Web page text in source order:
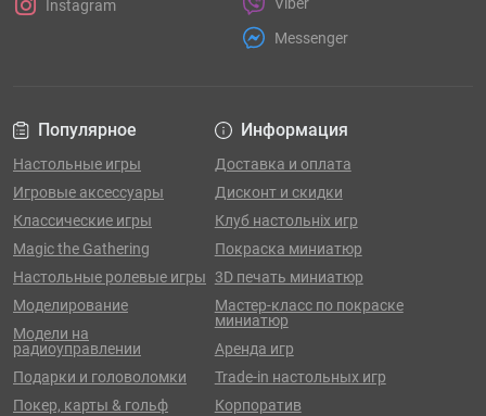
Популярное
Настольные игры
Игровые аксессуары
Классические игры
Magic the Gathering
Настольные ролевые игры
Моделирование
Модели на
радиоуправлении
Подарки и головоломки
Покер, карты & гольф
Информация
Доставка и оплата
Дисконт и скидки
Клуб настольніх игр
Покраска миниатюр
3D печать миниатюр
Мастер-класс по покраске
миниатюр
Аренда игр
Trade-in настольных игр
Корпоратив
Instagram
Messenger